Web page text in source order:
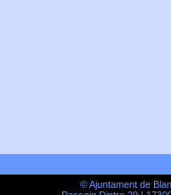
© Ajuntament de